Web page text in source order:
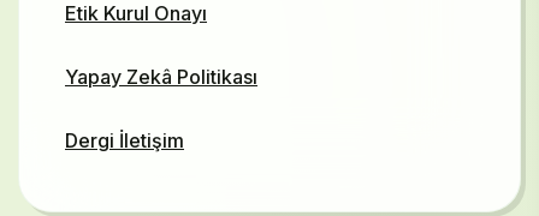
Etik Kurul Onayı
Yapay Zekâ Politikası
Dergi İletişim